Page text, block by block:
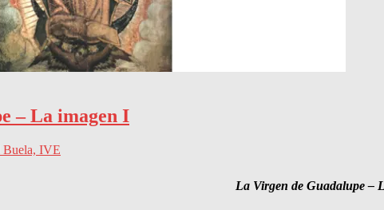
– La imagen I
Buela, IVE
La Virgen de Guadalupe –